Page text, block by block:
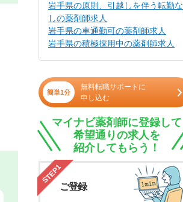
岩手県の原則、引越しを伴う転勤な
しの薬剤師求人
岩手県の車通勤可の薬剤師求人
岩手県の積極採用中の薬剤師求人
簡単1分
無料転職サポートに
申し込む
マイナビ薬剤師に登録して
希望通りの求人を
紹介してもらう！
STEP1
ご登録